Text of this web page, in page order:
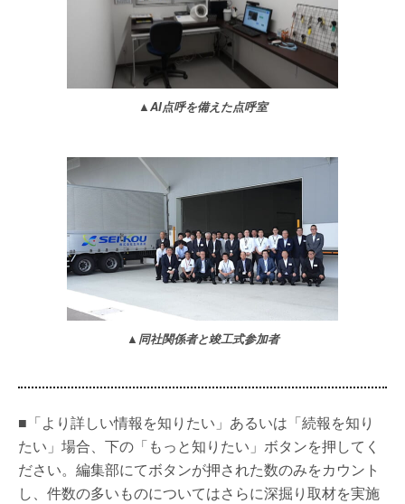
▲AI点呼を備えた点呼室
▲同社関係者と竣工式参加者
■「より詳しい情報を知りたい」あるいは「続報を知り
たい」場合、下の「もっと知りたい」ボタンを押してく
ださい。編集部にてボタンが押された数のみをカウント
し、件数の多いものについてはさらに深掘り取材を実施